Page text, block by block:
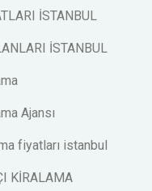
İSTANBUL
İSTANBUL
Ajansı
fiyatları istanbul
KİRALAMA